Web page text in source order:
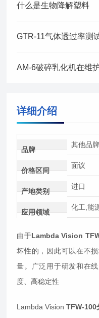
什么是生物降解塑料
AM-6破碎乳化机在维
详细介绍
品牌
其他品牌
价格区间
面议
产地类别
进口
应用领域
化工,能
由于Lambda Vision
坏性的，因此可以在不
量。广泛用于研发和在
度、高稳定性
Lambda VisionTFW-100